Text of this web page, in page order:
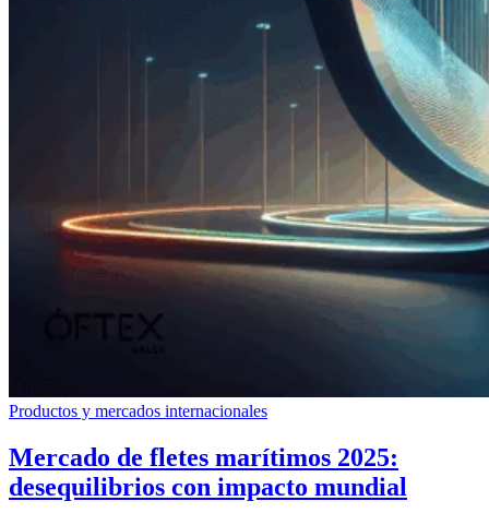
Productos y mercados internacionales
Mercado de fletes marítimos 2025:
desequilibrios con impacto mundial